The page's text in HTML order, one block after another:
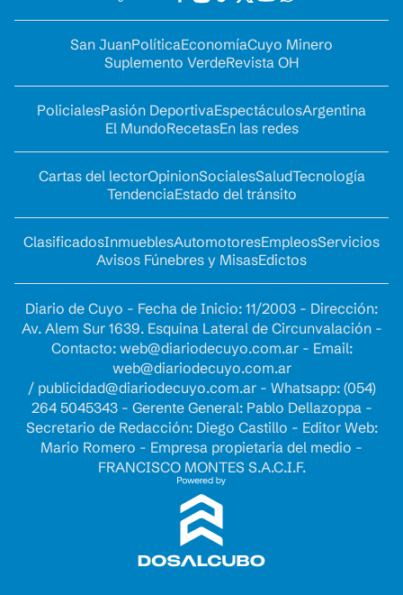
San JuanPolíticaEconomíaCuyo Minero
Suplemento VerdeRevista OH
PolicialesPasión DeportivaEspectáculosArgentina
El MundoRecetasEn las redes
Cartas del lectorOpinionSocialesSaludTecnología
TendenciaEstado del tránsito
ClasificadosInmueblesAutomotoresEmpleosServicios
Avisos Fúnebres y MisasEdictos
Diario de Cuyo - Fecha de Inicio: 11/2003 - Dirección:
Av. Alem Sur 1639. Esquina Lateral de Circunvalación -
Contacto: web@diariodecuyo.com.ar- Email:
web@diariodecuyo.com.ar
/ publicidad@diariodecuyo.com.ar- Whatsapp: (054)
264 5045343 - Gerente General: Pablo Dellazoppa -
Secretario de Redacción: Diego Castillo - Editor Web:
Mario Romero - Empresa propietaria del medio -
FRANCISCO MONTES S.A.C.I.F.